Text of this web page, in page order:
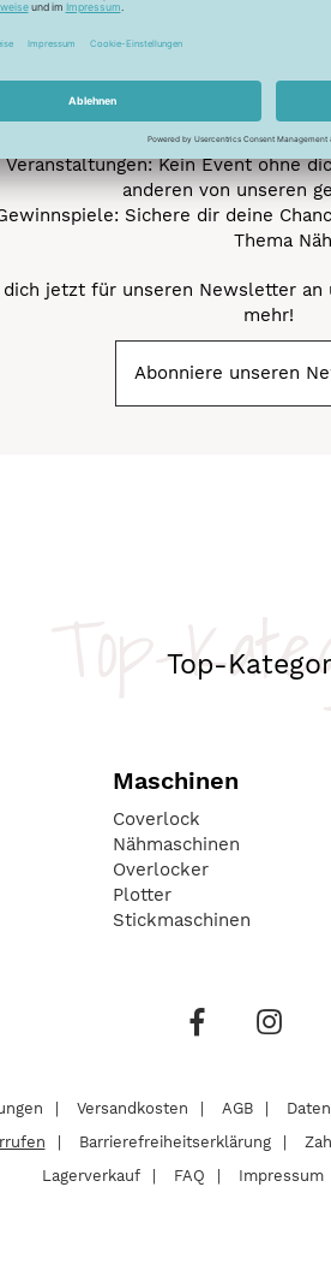
Neue Stoffe entdecken: Wir
neuesten Stofftrends der Saison.
Lass dich von unseren
inspirieren! Wir teilen mit dir unsere
heißesten Tipps und
Veranstaltungen: Kein Event ohne
anderen von unseren
Sichere dir deine
Thema
jetzt für unseren Newsletter an
mehr!
Abonniere unseren
Top-
Top-
Maschinen
Coverlock
Nähmaschinen
Overlocker
Plotter
Stickmaschinen
Versandkosten AGB
Barrierefreiheitserklärung
Lagerverkauf
FAQ Impressum